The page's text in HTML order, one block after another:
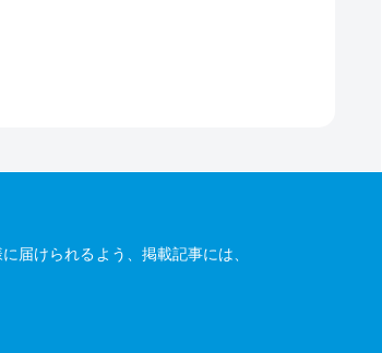
届けられるよう、掲載記事には、